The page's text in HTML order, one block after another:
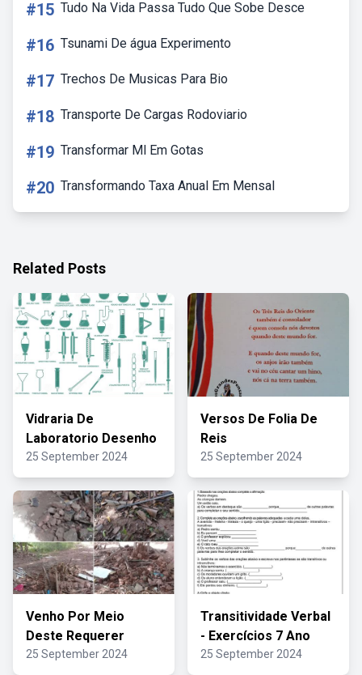
#15 Tudo Na Vida Passa Tudo Que Sobe Desce
#16 Tsunami De água Experimento
#17 Trechos De Musicas Para Bio
#18 Transporte De Cargas Rodoviario
#19 Transformar Ml Em Gotas
#20 Transformando Taxa Anual Em Mensal
Related Posts
Vidraria De
Laboratorio Desenho
25 September 2024
Versos De Folia De
Reis
25 September 2024
Venho Por Meio
Deste Requerer
25 September 2024
Transitividade Verbal
- Exercícios 7 Ano
25 September 2024